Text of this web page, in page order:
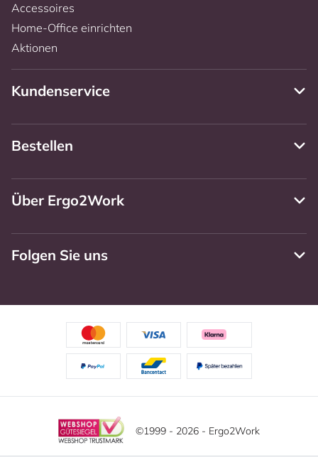
Accessoires
Home-Office einrichten
Aktionen
Kundenservice
Bestellen
Über Ergo2Work
Folgen Sie uns
©1999 - 2026 - Ergo2Work